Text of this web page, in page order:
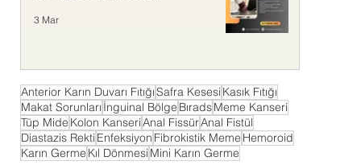
3 Mar
Anterior Karın Duvarı FıtığıSafra Kesesi Kasık Fıtığı
Makat Sorunları İnguinal Bölge BıradsMeme Kanseri
Tüp Mide Kolon KanseriAnal FissürAnal Fistül
Diastazis Rekti Enfeksiyon Fibrokistik Meme Hemoroid
Karın Germe Kıl Dönmesi Mini Karın Germe